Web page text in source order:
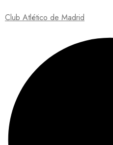
Club Atlético de Madrid